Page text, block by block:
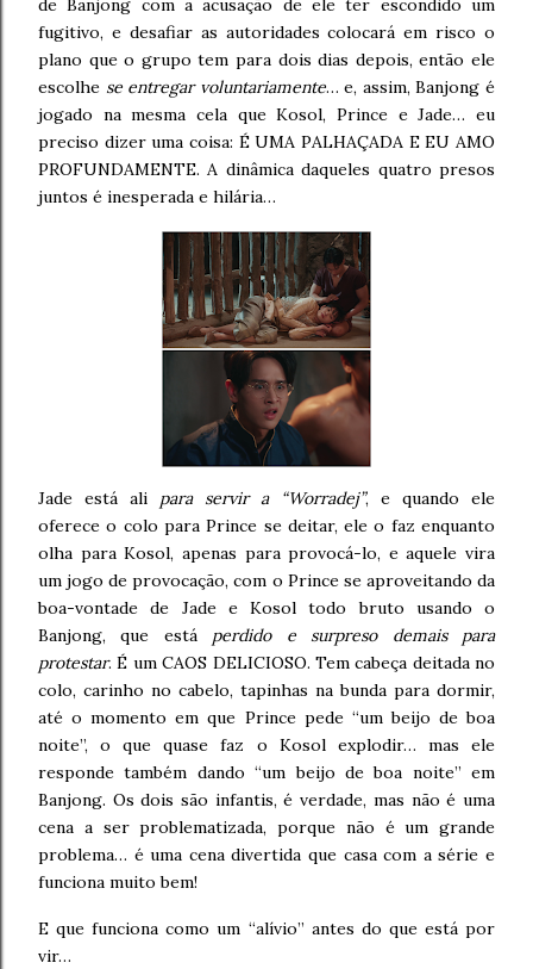
de Banjong com a acusação de ele ter escondido um
fugitivo, e desafiar as autoridades colocará em risco o
plano que o grupo tem para dois dias depois, então ele
escolhe se entregar voluntariamente… e, assim, Banjong é
jogado na mesma cela que Kosol, Prince e Jade… eu
preciso dizer uma coisa: É UMA PALHAÇADA E EU AMO
PROFUNDAMENTE. A dinâmica daqueles quatro presos
juntos é inesperada e hilária…
Jade está ali para servir a “Worradej”, e quando ele
oferece o colo para Prince se deitar, ele o faz enquanto
olha para Kosol, apenas para provocá-lo, e aquele vira
um jogo de provocação, com o Prince se aproveitando da
boa-vontade de Jade e Kosol todo bruto usando o
Banjong, que está perdido e surpreso demais para
protestar. É um CAOS DELICIOSO. Tem cabeça deitada no
colo, carinho no cabelo, tapinhas na bunda para dormir,
até o momento em que Prince pede “um beijo de boa
noite”, o que quase faz o Kosol explodir… mas ele
responde também dando “um beijo de boa noite” em
Banjong. Os dois são infantis, é verdade, mas não é uma
cena a ser problematizada, porque não é um grande
problema… é uma cena divertida que casa com a série e
funciona muito bem!
E que funciona como um “alívio” antes do que está por
vir…